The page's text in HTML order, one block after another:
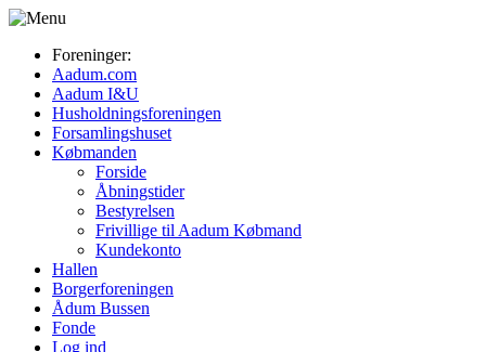
Foreninger:
Aadum.com
Aadum I&U
Husholdningsforeningen
Forsamlingshuset
Købmanden
Forside
Åbningstider
Bestyrelsen
Frivillige til Aadum Købmand
Kundekonto
Hallen
Borgerforeningen
Ådum Bussen
Fonde
Log ind